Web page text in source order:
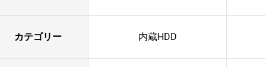
カテゴリー 内蔵HDD